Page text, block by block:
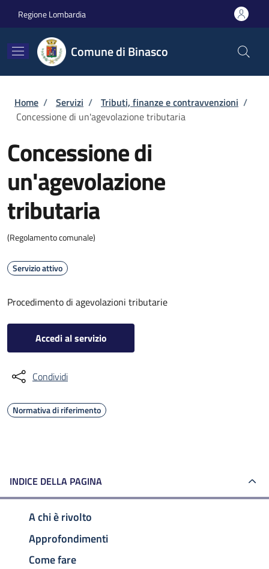
Regione Lombardia
Comune di Binasco
Briciole di pane
Home / Servizi / Tributi, finanze e contravvenzioni /
Concessione di un'agevolazione tributaria
Concessione di
un'agevolazione
tributaria
(Regolamento comunale)
Servizio attivo
Procedimento di agevolazioni tributarie
Accedi al servizio
Condividi
Normativa di riferimento
INDICE DELLA PAGINA
A chi è rivolto
Approfondimenti
Come fare